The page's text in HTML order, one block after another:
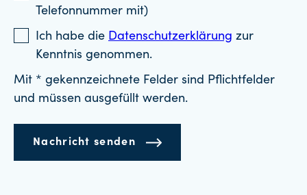
Telefonnummer mit)
Ich habe die Datenschutzerklärung zur
Kenntnis genommen.
Mit * gekennzeichnete Felder sind Pflichtfelder
und müssen ausgefüllt werden.
Nachricht senden